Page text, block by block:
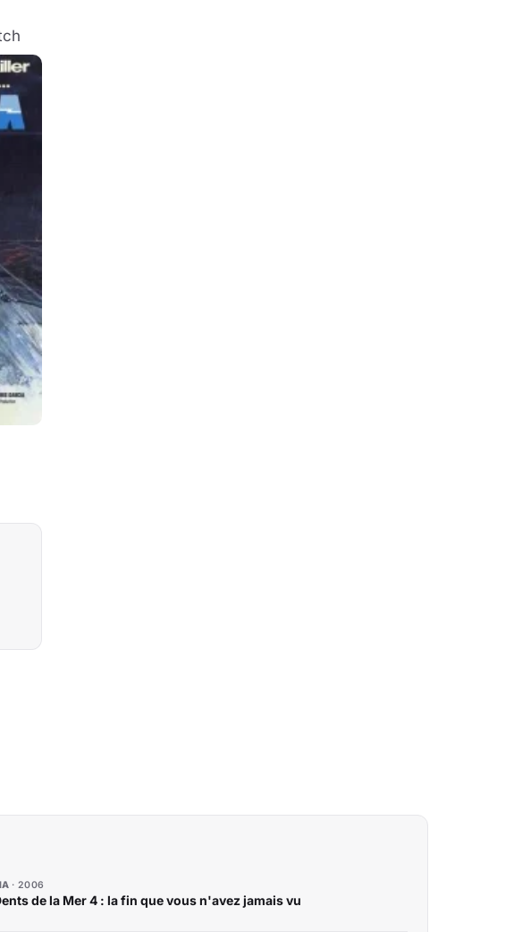
2006
de la Mer 4 : la fin que vous n'avez jamais vu